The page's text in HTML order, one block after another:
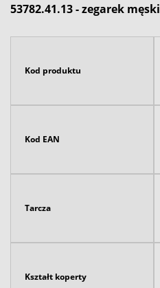
53782.41.13 - zegarek męski
Kod produktu
Kod EAN
Tarcza
Kształt koperty